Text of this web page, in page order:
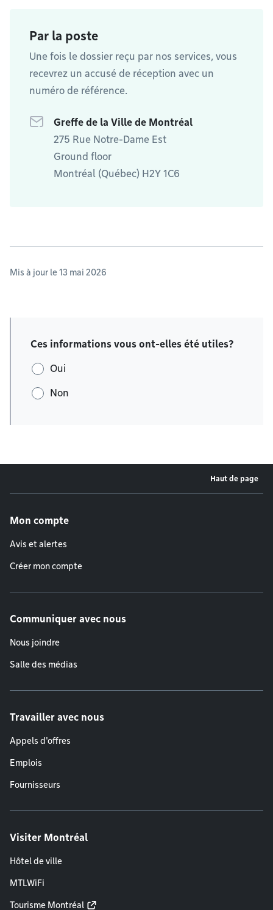
Par la poste
Une fois le dossier reçu par nos services, vous
recevrez un accusé de réception avec un
numéro de référence.
Greffe de la Ville de Montréal
275 Rue Notre-Dame Est
Ground floor
Montréal (Québec) H2Y 1C6
Mis à jour le 13 mai 2026
Ces informations vous ont-elles été utiles?
Oui
Non
Haut de page
Mon compte
Avis et alertes
Créer mon compte
Communiquer avec nous
Nous joindre
Salle des médias
Travailler avec nous
Appels d'offres
Emplois
Fournisseurs
Visiter Montréal
Hôtel de ville
MTLWiFi
Tourisme Montréal